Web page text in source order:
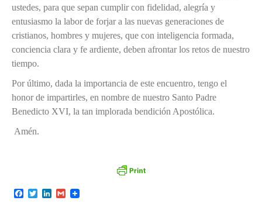
ustedes, para que sepan cumplir con fidelidad, alegría y
entusiasmo la labor de forjar a las nuevas generaciones de
cristianos, hombres y mujeres, que con inteligencia formada,
conciencia clara y fe ardiente, deben afrontar los retos de nuestro
tiempo.
Por último, dada la importancia de este encuentro, tengo el
honor de impartirles, en nombre de nuestro Santo Padre
Benedicto XVI, la tan implorada bendición Apostólica.
Amén.
F T L G